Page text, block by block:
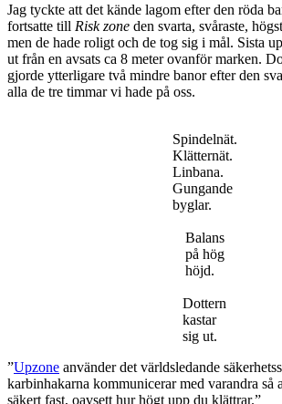
Jag tyckte att det kände lagom efter den röda
fortsatte till Risk zone den svarta, svåraste,
men de hade roligt och de tog sig i mål. Sista
ut från en avsats ca 8 meter ovanför marken.
gjorde ytterligare två mindre banor efter den
alla de tre timmar vi hade på oss.
Spindelnät.
Klätternät.
Linbana.
Gungande
byglar.
Balans
på hög
höjd.
Dottern
kastar
sig ut.
”Upzone använder det världsledande
karbinhakarna kommunicerar med varandra så
säkert fast, oavsett hur högt upp du klättrar.”